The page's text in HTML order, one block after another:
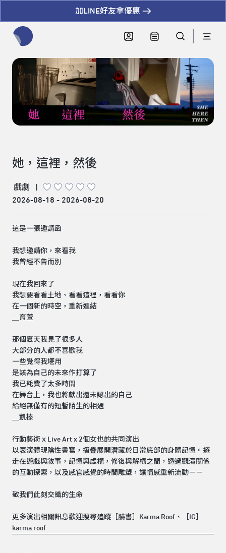
加LINE好友拿優惠
她，這裡，然後
戲劇
|
2026-08-18 - 2026-08-20
這是一張邀請函
我想邀請你，來看我
我曾經不告而別
現在我回來了
我想要看看土地、看看這裡，看看你
在一個新的時空，重新連結
＿育萱
那個夏天我見了很多人
大部分的人都不喜歡我
一些覺得我堪用
是該為自己的未來作打算了
我已耗費了太多時間
在舞台上，我也將獻出還未認出的自己
給絕無僅有的短暫陌生的相遇
＿凱榛
行動藝術ｘLive Art x 2個女也的共同演出
以表演體現陰性書寫，摺疊展開潛藏於日常底部的身體記憶。遊
走在遊戲與敘事，記憶與虛構，修復與解構之間，透過觀演關係
的互動探索，以及感官感覺的時間雕塑，讓情感重新流動－－
敬我們此刻交織的生命
更多演出相關訊息歡迎搜尋追蹤［臉書］Karma Roof、［IG］
karma.roof